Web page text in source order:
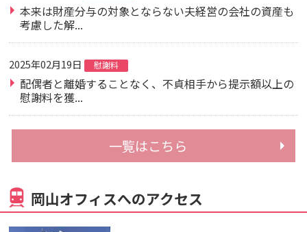
本来は財産分与の対象とならない夫経営の会社の資産も
考慮した解...
2025年02月19日 慰謝料
配偶者と離婚することなく、不貞相手から提示額以上の
慰謝料を獲...
一覧はこちら
岡山オフィスへのアクセス